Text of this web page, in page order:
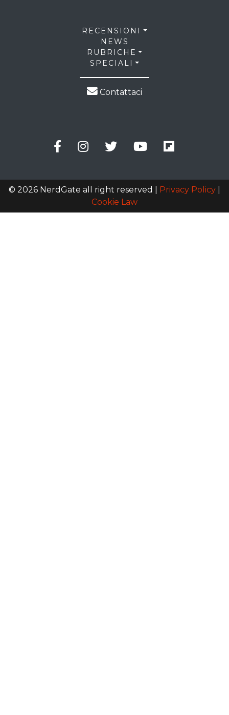
RECENSIONI
NEWS
RUBRICHE
SPECIALI
Contattaci
© 2026 NerdGate all right reserved | Privacy Policy
Cookie Law